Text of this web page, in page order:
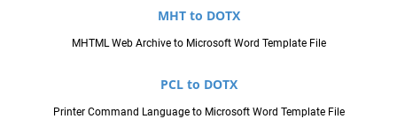
MHT to DOTX
MHTML Web Archive to Microsoft Word Template File
PCL to DOTX
Printer Command Language to Microsoft Word Template File